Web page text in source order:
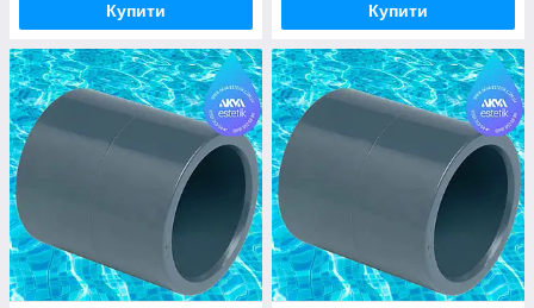
Купити Купити